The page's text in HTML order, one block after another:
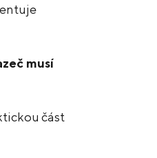
musí
část